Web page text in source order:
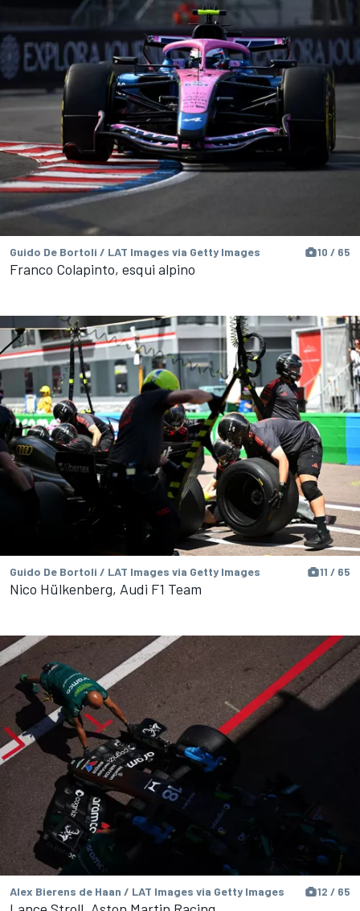
Guido De Bortoli / LAT Images via Getty Images 10 / 65
Franco Colapinto, esqui alpino
Guido De Bortoli / LAT Images via Getty Images 11 / 65
Nico Hülkenberg, Audi F1 Team
Alex Bierens de Haan / LAT Images via Getty Images 12 / 65